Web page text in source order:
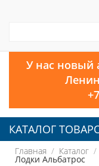
У нас новый
КАТАЛОГ
Главная Каталог
Лодки Альбатрос